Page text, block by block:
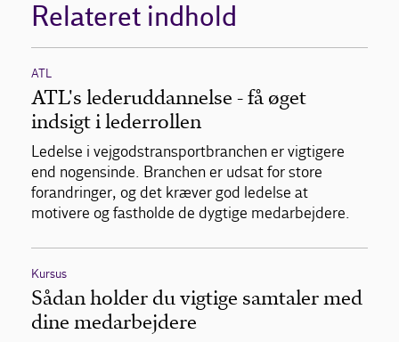
Relateret indhold
ATL
ATL's lederuddannelse - få øget
indsigt i lederrollen
Ledelse i vejgodstransportbranchen er vigtigere
end nogensinde. Branchen er udsat for store
forandringer, og det kræver god ledelse at
motivere og fastholde de dygtige medarbejdere.
Kursus
Sådan holder du vigtige samtaler med
dine medarbejdere